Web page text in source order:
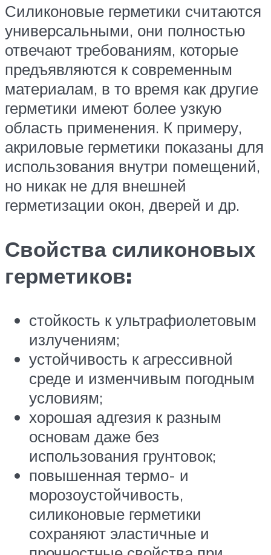
Силиконовые герметики считаются
универсальными, они полностью
отвечают требованиям, которые
предъявляются к современным
материалам, в то время как другие
герметики имеют более узкую
область применения. К примеру,
акриловые герметики показаны для
использования внутри помещений,
но никак не для внешней
герметизации окон, дверей и др.
Свойства силиконовых
герметиков:
стойкость к ультрафиолетовым
излучениям;
устойчивость к агрессивной
среде и изменчивым погодным
условиям;
хорошая адгезия к разным
основам даже без
использования грунтовок;
повышенная термо- и
морозоустойчивость,
силиконовые герметики
сохраняют эластичные и